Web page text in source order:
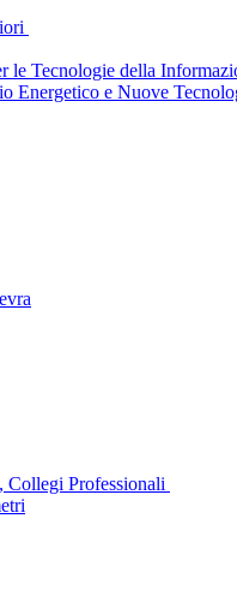
le Tecnologie della
Energetico e Nuove
Professionali